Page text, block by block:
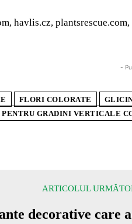
havlis.cz,
-
FLORI COLORATE
GRADINI VERTICALE
ARTICOLUL